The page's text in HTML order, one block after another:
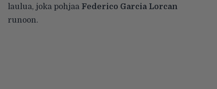
laulua, joka pohjaa Federico Garcia Lorcan
runoon.